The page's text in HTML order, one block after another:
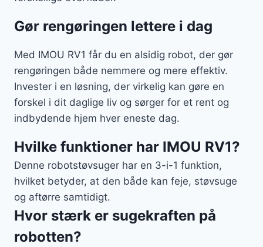
Gør rengøringen lettere i dag
Med IMOU RV1 får du en alsidig robot, der gør
rengøringen både nemmere og mere effektiv.
Invester i en løsning, der virkelig kan gøre en
forskel i dit daglige liv og sørger for et rent og
indbydende hjem hver eneste dag.
Hvilke funktioner har IMOU RV1?
Denne robotstøvsuger har en 3-i-1 funktion,
hvilket betyder, at den både kan feje, støvsuge
og aftørre samtidigt.
Hvor stærk er sugekraften på
robotten?